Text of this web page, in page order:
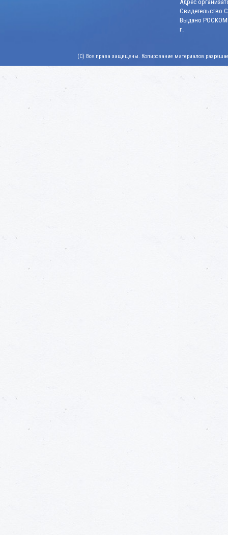
Адрес
Свидетельство
Выдано
г.
(C) Все права защищены. Копирование материалов